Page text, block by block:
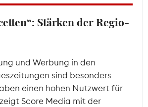
Stärken der Regio-
und Werbung in den
sind besonders
einen hohen Nutzwert für
Score Media mit der